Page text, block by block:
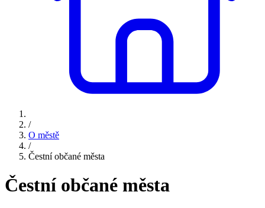
/
O městě
/
Čestní občané města
Čestní občané města